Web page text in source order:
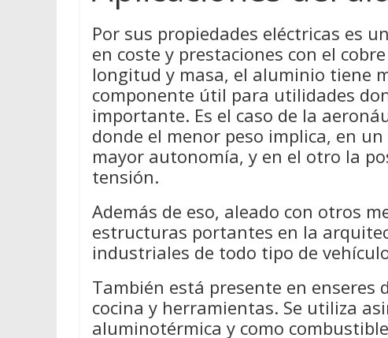
Por sus propiedades eléctricas es
en coste y prestaciones con el
longitud y masa, el aluminio tiene
componente útil para utilidades
importante. Es el caso de la
donde el menor peso implica, en
mayor autonomía, y en el otro la
tensión.
Además de eso, aleado con otros
estructuras portantes en la
industriales de todo tipo de
También está presente en enseres
cocina y herramientas. Se utiliza
aluminotérmica y como